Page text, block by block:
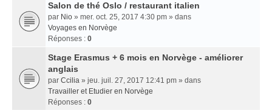
Salon de thé Oslo / restaurant italien
par Nio » mer. oct. 25, 2017 4:30 pm » dans
Voyages en Norvège
Réponses : 0
Stage Erasmus + 6 mois en Norvège - améliorer
anglais
par Ccilia » jeu. juil. 27, 2017 12:41 pm » dans
Travailler et Etudier en Norvège
Réponses : 0